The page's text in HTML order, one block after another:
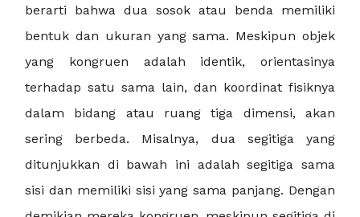
berarti bahwa dua sosok atau benda memiliki
bentuk dan ukuran yang sama. Meskipun objek
yang kongruen adalah identik, orientasinya
terhadap satu sama lain, dan koordinat fisiknya
dalam bidang atau ruang tiga dimensi, akan
sering berbeda. Misalnya, dua segitiga yang
ditunjukkan di bawah ini adalah segitiga sama
sisi dan memiliki sisi yang sama panjang. Dengan